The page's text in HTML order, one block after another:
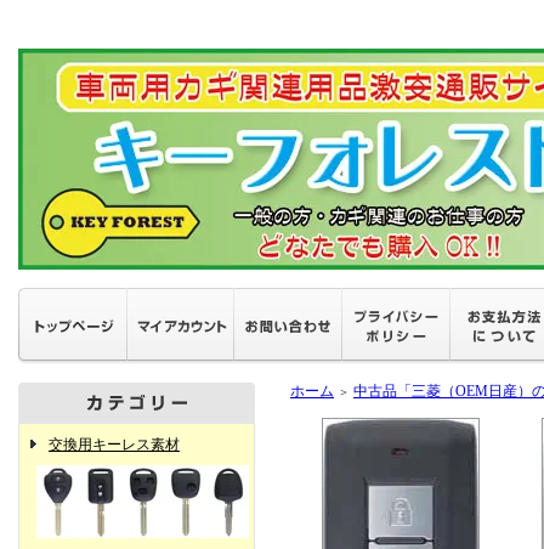
交換用キーレス素材
ホーム ＞ 中古品「三菱（OEM日産）